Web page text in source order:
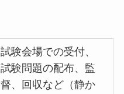
試験会場での受付、
試験問題の配布、監
督、回収など（静か